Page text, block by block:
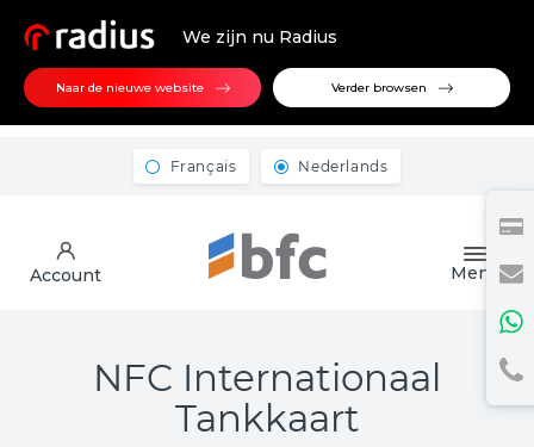
We zijn nu Radius
Naar de nieuwe website Verder browsen
Français Nederlands
Account Menu
NFC Internationaal
Tankkaart